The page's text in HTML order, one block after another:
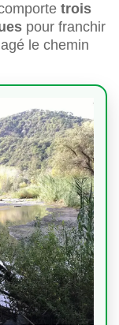
trois
pour franchir
le chemin